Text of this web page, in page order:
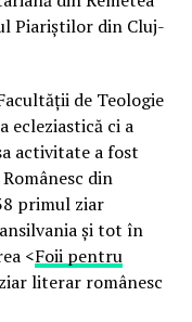
Piariştilor din Cluj-
de Teologie
ecleziastică ci a
activitate a fost
din
primul ziar
şi tot în
<Foii pentru
literar românesc